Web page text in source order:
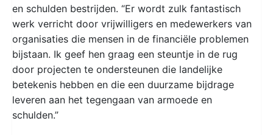
en schulden bestrijden. “Er wordt zulk fantastisch
werk verricht door vrijwilligers en medewerkers van
organisaties die mensen in de financiële problemen
bijstaan. Ik geef hen graag een steuntje in de rug
door projecten te ondersteunen die landelijke
betekenis hebben en die een duurzame bijdrage
leveren aan het tegengaan van armoede en
schulden.”